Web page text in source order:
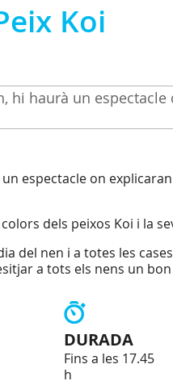
Koi
hi haurà un
espectacle on
dels peixos Koi i la
del nen i a totes les
a tots els nens un
DURADA
Fins a les 17.45
h